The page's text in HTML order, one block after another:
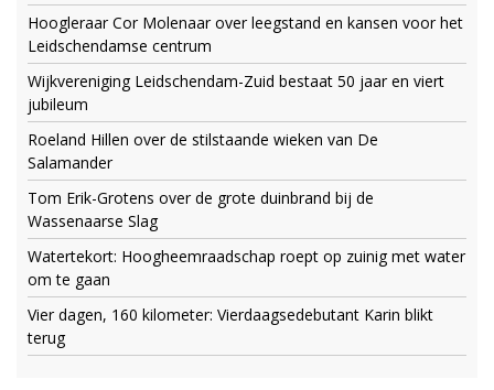
Hoogleraar Cor Molenaar over leegstand en kansen voor het
Leidschendamse centrum
Wijkvereniging Leidschendam-Zuid bestaat 50 jaar en viert
jubileum
Roeland Hillen over de stilstaande wieken van De
Salamander
Tom Erik-Grotens over de grote duinbrand bij de
Wassenaarse Slag
Watertekort: Hoogheemraadschap roept op zuinig met water
om te gaan
Vier dagen, 160 kilometer: Vierdaagsedebutant Karin blikt
terug